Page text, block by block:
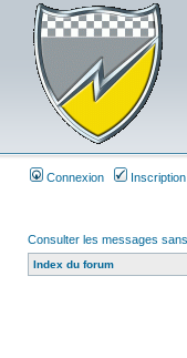
Connexion Inscription
Consulter les messages
Index du forum